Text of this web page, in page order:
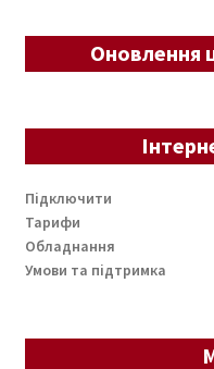
Оновлення
Підключити
Тарифи
Обладнання
Умови та підтримка